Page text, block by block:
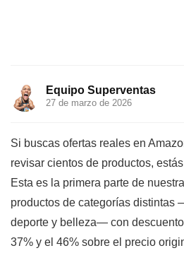
Equipo Superventas
27 de marzo de 2026
Si buscas ofertas reales en
revisar cientos de productos,
Esta es la primera parte de
productos de categorías distintas
deporte y belleza— con
37% y el 46% sobre el precio